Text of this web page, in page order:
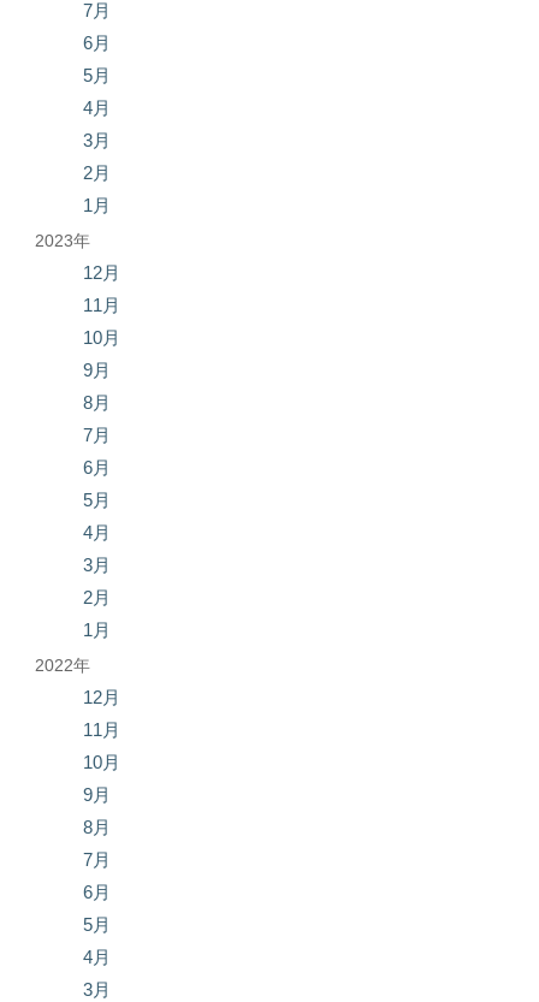
7月
6月
5月
4月
3月
2月
1月
2023年
12月
11月
10月
9月
8月
7月
6月
5月
4月
3月
2月
1月
2022年
12月
11月
10月
9月
8月
7月
6月
5月
4月
3月